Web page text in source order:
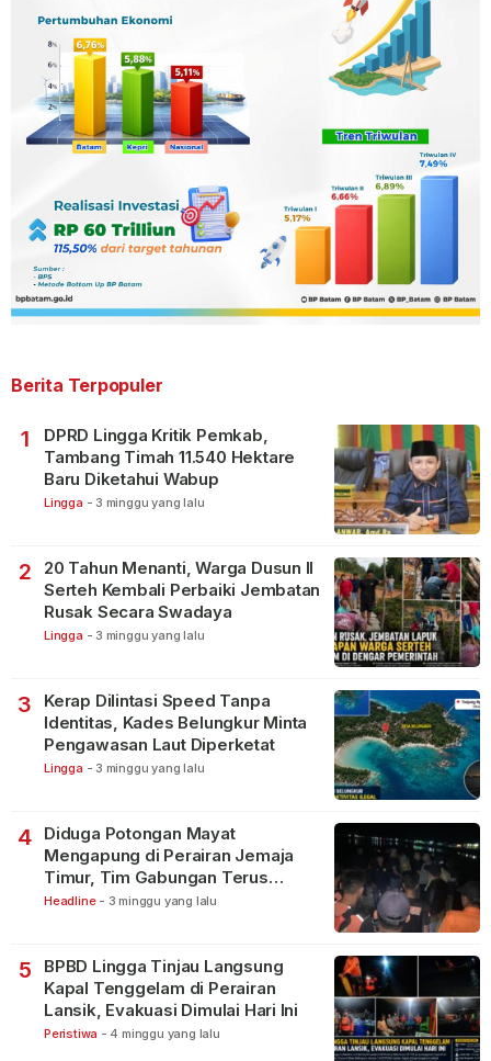
Berita Terpopuler
1
DPRD Lingga Kritik Pemkab,
Tambang Timah 11.540 Hektare
Baru Diketahui Wabup
Lingga - 3 minggu yang lalu
2
20 Tahun Menanti, Warga Dusun II
Serteh Kembali Perbaiki Jembatan
Rusak Secara Swadaya
Lingga - 3 minggu yang lalu
3
Kerap Dilintasi Speed Tanpa
Identitas, Kades Belungkur Minta
Pengawasan Laut Diperketat
Lingga - 3 minggu yang lalu
4
Diduga Potongan Mayat
Mengapung di Perairan Jemaja
Timur, Tim Gabungan Terus
Lakukan Pencarian
Headline - 3 minggu yang lalu
5
BPBD Lingga Tinjau Langsung
Kapal Tenggelam di Perairan
Lansik, Evakuasi Dimulai Hari Ini
Peristiwa - 4 minggu yang lalu